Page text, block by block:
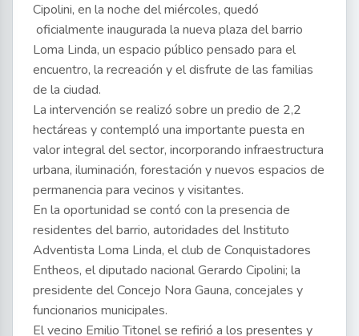
Cipolini, en la noche del miércoles, quedó
oficialmente inaugurada la nueva plaza del barrio
Loma Linda, un espacio público pensado para el
encuentro, la recreación y el disfrute de las familias
de la ciudad.
La intervención se realizó sobre un predio de 2,2
hectáreas y contempló una importante puesta en
valor integral del sector, incorporando infraestructura
urbana, iluminación, forestación y nuevos espacios de
permanencia para vecinos y visitantes.
En la oportunidad se contó con la presencia de
residentes del barrio, autoridades del Instituto
Adventista Loma Linda, el club de Conquistadores
Entheos, el diputado nacional Gerardo Cipolini; la
presidente del Concejo Nora Gauna, concejales y
funcionarios municipales.
El vecino Emilio Titonel se refirió a los presentes y